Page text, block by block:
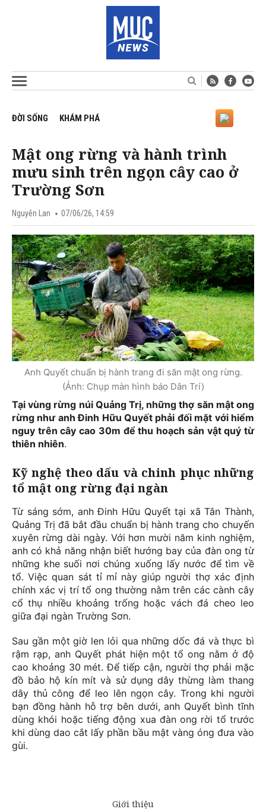
ĐỜI SỐNG KHÁM PHÁ
Mật ong rừng và hành trình
mưu sinh trên ngọn cây cao ở
Trường Sơn
Nguyễn Lan 07/06/26, 14:59
Anh Quyết chuẩn bị hành trang đi săn mật ong rừng.
(Ảnh: Chụp màn hình báo Dân Trí)
Tại vùng rừng núi Quảng Trị, những thợ săn mật ong
rừng như anh Đinh Hữu Quyết phải đối mặt với hiểm
nguy trên cây cao 30m để thu hoạch sản vật quý từ
thiên nhiên.
Kỹ nghệ theo dấu và chinh phục những
tổ mật ong rừng đại ngàn
Từ sáng sớm, anh Đinh Hữu Quyết tại xã Tân Thành,
Quảng Trị đã bắt đầu chuẩn bị hành trang cho chuyến
xuyên rừng dài ngày. Với hơn mười năm kinh nghiệm,
anh có khả năng nhận biết hướng bay của đàn ong từ
những khe suối nơi chúng xuống lấy nước để tìm về
tổ. Việc quan sát tỉ mỉ này giúp người thợ xác định
chính xác vị trí tổ ong thường nằm trên các cành cây
cổ thụ nhiều khoảng trống hoặc vách đá cheo leo
giữa đại ngàn Trường Sơn.
Sau gần một giờ len lỏi qua những dốc đá và thực bì
rậm rạp, anh Quyết phát hiện một tổ ong nằm ở độ
cao khoảng 30 mét. Để tiếp cận, người thợ phải mặc
đồ bảo hộ kín mít và sử dụng dây thừng làm thang
dây thủ công để leo lên ngọn cây. Trong khi người
bạn đồng hành hỗ trợ bên dưới, anh Quyết bình tĩnh
dùng khói hoặc tiếng động xua đàn ong rời tổ trước
khi dùng dao cắt lấy phần bầu mật vàng óng đưa vào
gùi.